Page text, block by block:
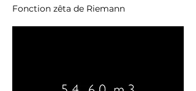
Fonction zêta de Riemann